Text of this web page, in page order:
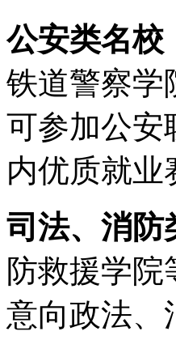
公安类名校
铁道警察学
可参加公安
内优质就业
司法、消防
防救援学
意向政法、